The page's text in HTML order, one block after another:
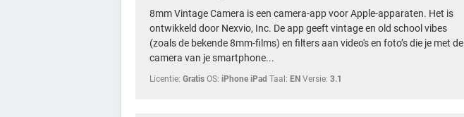
8mm Vintage Camera is een camera-app voor Apple-apparaten. Het is
ontwikkeld door Nexvio, Inc. De app geeft vintage en old school vibes
(zoals de bekende 8mm-films) en filters aan video's en foto’s die je met de
camera van je smartphone...
Licentie: Gratis OS: iPhone iPad Taal: EN Versie: 3.1